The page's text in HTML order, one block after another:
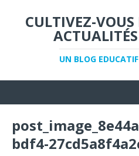
CULTIVEZ-
UN BLOG
bdf4-